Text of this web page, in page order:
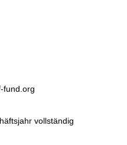
fund.org
vollständig